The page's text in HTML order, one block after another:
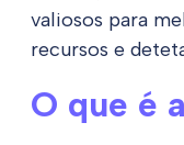
valiosos para
recursos e
O que é